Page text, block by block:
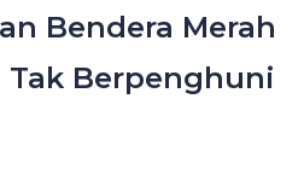
Bendera Merah
Berpenghuni